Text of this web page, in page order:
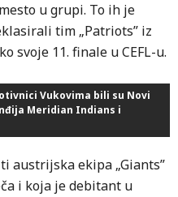
u grupi. To ih je
tim „Patriots” iz
svoje 11. finale u CEFL-u.
Vukovima bili su Novi
Meridian Indians i
austrijska ekipa „Giants”
i koja je debitant u